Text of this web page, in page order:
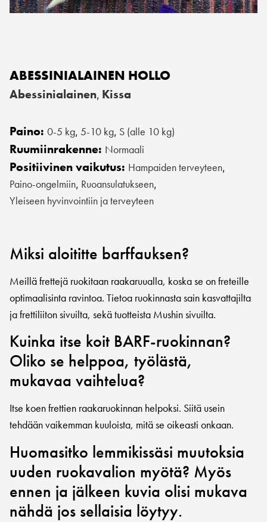
ABESSINIALAINEN HOLLO
Abessinialainen, Kissa
Paino: 0-5 kg, 5-10 kg, S (alle 10 kg)
Ruumiinrakenne: Normaali
Positiivinen vaikutus: Hampaiden terveyteen,
Paino-ongelmiin, Ruoansulatukseen,
Yleiseen hyvinvointiin ja terveyteen
Miksi aloititte barffauksen?
Meillä frettejä ruokitaan raakaruualla, koska se on freteille
optimaalisinta ravintoa. Tietoa ruokinnasta sain kasvattajilta
ja frettiliiton sivuilta, sekä tuotteista Mushin sivuilta.
Kuinka itse koit BARF-ruokinnan?
Oliko se helppoa, työlästä,
mukavaa vaihtelua?
Itse koen frettien raakaruokinnan helpoksi. Siitä usein
tehdään vaikemman kuuloista, mitä se oikeasti onkaan.
Huomasitko lemmikissäsi muutoksia
uuden ruokavalion myötä? Myös
ennen ja jälkeen kuvia olisi mukava
nähdä jos sellaisia löytyy.